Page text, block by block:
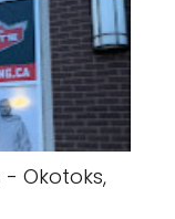
Okotoks,